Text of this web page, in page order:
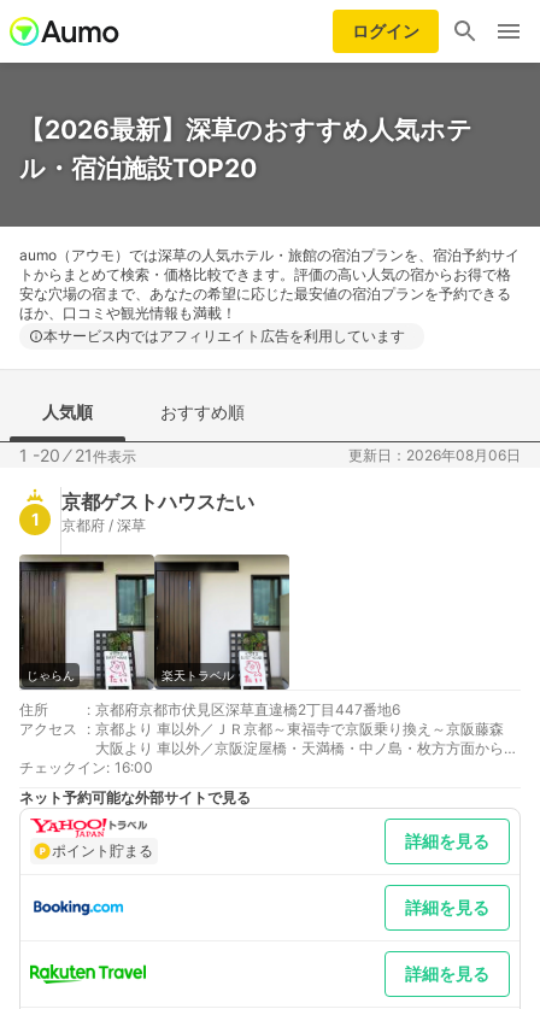
ログイン
【2026最新】深草のおすすめ人気ホテ
ル・宿泊施設TOP20
aumo（アウモ）では深草の人気ホテル・旅館の宿泊プランを、宿泊予約サイ
トからまとめて検索・価格比較できます。評価の高い人気の宿からお得で格
安な穴場の宿まで、あなたの希望に応じた最安値の宿泊プランを予約できる
ほか、口コミや観光情報も満載！
本サービス内ではアフィリエイト広告を利用しています
人気順 おすすめ順
1 -20 ⁄21件表示 更新日：2026年08月06日
1
京都ゲストハウスたい
京都府 / 深草
じゃらん 楽天トラベル
住所 : 京都府京都市伏見区深草直違橋2丁目447番地6
アクセス
: 京都より 車以外／ＪＲ京都～東福寺で京阪乗り換え～京阪藤森
大阪より 車以外／京阪淀屋橋・天満橋・中ノ島・枚方方面から京
阪電車で藤森下車。
最寄り駅１ 藤森
最寄り駅２ ＪＲ藤森
補足 車／付近にコインパーキング有 車以外／高速京都深草バス
停から徒歩9分。
チェックイン: 16:00
ネット予約可能な外部サイトで見る
ポイント貯まる 詳細を見る
詳細を見る
詳細を見る